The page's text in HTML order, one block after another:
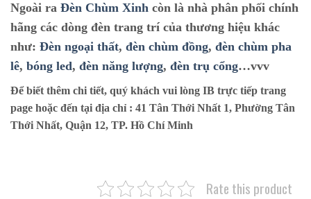
Ngoài ra Đèn Chùm Xinh còn là nhà phân phối chính
hãng các dòng đèn trang trí của thương hiệu khác
như: Đèn ngoại thất, đèn chùm đồng, đèn chùm pha
lê, bóng led, đèn năng lượng, đèn trụ cổng…vvv
Để biết thêm chi tiết, quý khách vui lòng IB trực tiếp trang
page hoặc đến tại địa chỉ : 41 Tân Thới Nhất 1, Phường Tân
Thới Nhất, Quận 12, TP. Hồ Chí Minh
Rate this product